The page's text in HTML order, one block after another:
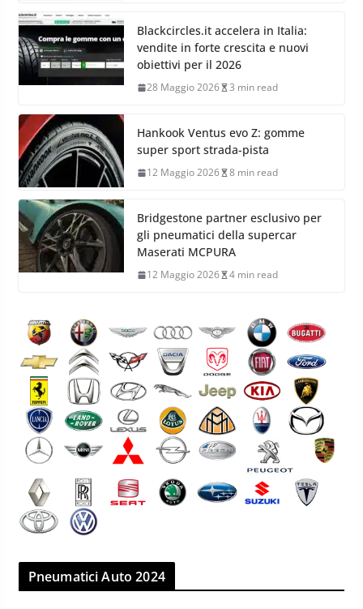
Blackcircles.it accelera in Italia:
vendite in forte crescita e nuovi
obiettivi per il 2026
28 Maggio 2026 3 min read
Hankook Ventus evo Z: gomme
super sport strada-pista
12 Maggio 2026 8 min read
Bridgestone partner esclusivo per
gli pneumatici della supercar
Maserati MCPURA
12 Maggio 2026 4 min read
Pneumatici Auto 2024